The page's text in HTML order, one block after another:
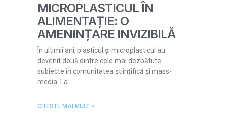
MICROPLASTICUL ÎN
ALIMENTAȚIE: O
AMENINȚARE INVIZIBILĂ
În ultimii ani, plasticul și microplasticul au
devenit două dintre cele mai dezbătute
subiecte în comunitatea științifică și mass-
media. La
CITESTE MAI MULT >